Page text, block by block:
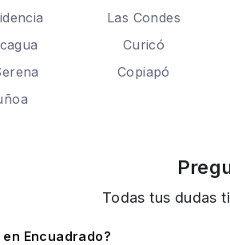
Las Condes
Curicó
Copiapó
Todas tus dudas
Encuadrado?